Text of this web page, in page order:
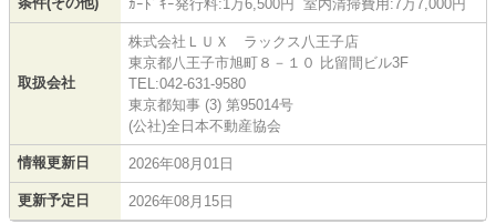
ｶｰﾄﾞｷｰ発行料:1万6,500円 室内清掃費用:7万7,000円
取扱会社
株式会社ＬＵＸ ラックス八王子店
東京都八王子市旭町８－１０ 比留間ビル3F
TEL:042-631-9580
東京都知事 (3) 第95014号
(公社)全日本不動産協会
情報更新日 2026年08月01日
更新予定日 2026年08月15日